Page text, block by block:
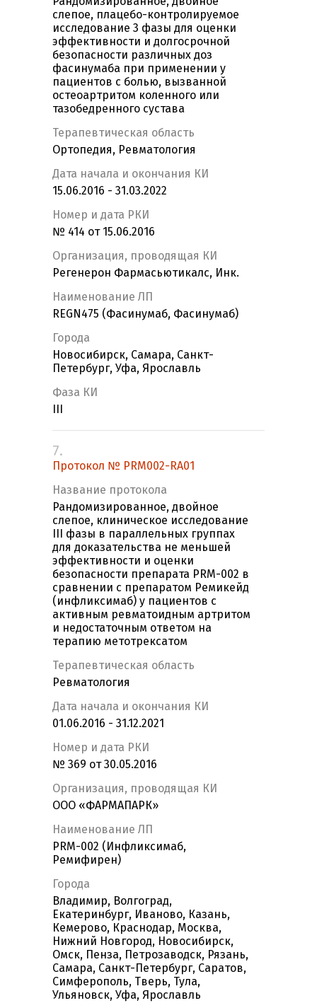
слепое, плацебо-контролируемое
исследование 3 фазы для оценки
эффективности и долгосрочной
безопасности различных доз
фасинумаба при применении у
пациентов с болью, вызванной
остеоартритом коленного или
тазобедренного сустава
Терапевтическая область
Ортопедия, Ревматология
Дата начала и окончания КИ
15.06.2016 - 31.03.2022
Номер и дата РКИ
№ 414 от 15.06.2016
Организация, проводящая КИ
Регенерон Фармасьютикалс, Инк.
Наименование ЛП
REGN475 (Фасинумаб, Фасинумаб)
Города
Новосибирск, Самара, Санкт-
Петербург, Уфа, Ярославль
Фаза КИ
7.
Протокол № PRM002-RA01
Название протокола
Рандомизированное, двойное
слепое, клиническое исследование
III фазы в параллельных группах
для доказательства не меньшей
эффективности и оценки
безопасности препарата PRM-002 в
сравнении с препаратом Ремикейд
(инфликсимаб) у пациентов с
активным ревматоидным артритом
и недостаточным ответом на
терапию метотрексатом
Терапевтическая область
Ревматология
Дата начала и окончания КИ
01.06.2016 - 31.12.2021
Номер и дата РКИ
№ 369 от 30.05.2016
Организация, проводящая КИ
ООО «ФАРМАПАРК»
Наименование ЛП
PRM-002 (Инфликсимаб,
Ремифирен)
Города
Владимир, Волгоград,
Екатеринбург, Иваново, Казань,
Кемерово, Краснодар, Москва,
Нижний Новгород, Новосибирск,
Омск, Пенза, Петрозаводск, Рязань,
Самара, Санкт-Петербург, Саратов,
Симферополь, Тверь, Тула,
Ульяновск, Уфа, Ярославль